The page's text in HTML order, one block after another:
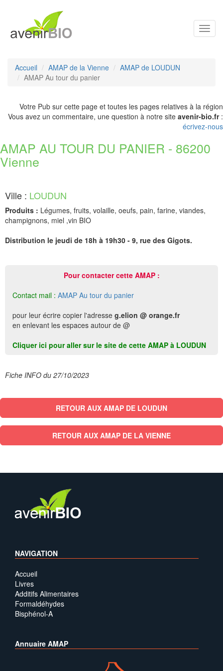
Accueil AMAP de la Vienne
AMAP de LOUDUN
AMAP Au tour du panier
Votre Pub sur cette page et toutes les pages relatives à la région
Vous avez un commentaire, une question à notre site avenir-bio.fr:
écrivez-nous
AMAP AU TOUR DU PANIER - 86200
Vienne
Ville : LOUDUN
Produits : Légumes, fruits, volaille, oeufs, pain, farine, viandes,
champignons, miel ,vin BIO
Distribution le jeudi de 18h à 19h30 - 9, rue des Gigots.
Pour contacter cette AMAP :
Contact mail : AMAP Au tour du panier
pour leur écrire copier l'adresse g.elion @ orange.fr
en enlevant les espaces autour de @
Cliquer ici pour aller sur le site de cette AMAP à LOUDUN
Fiche INFO du 27/10/2023
RETOUR AUX AMAP DE LOUDUN
RETOUR AUX AMAP DE LA VIENNE
NAVIGATION
Accueil
Livres
Additifs Alimentaires
Formaldéhydes
Bisphénol-A
Annuaire AMAP